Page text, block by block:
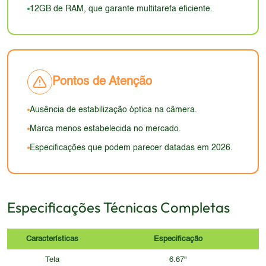
12GB de RAM, que garante multitarefa eficiente.
Pontos de Atenção
Ausência de estabilização óptica na câmera.
Marca menos estabelecida no mercado.
Especificações que podem parecer datadas em 2026.
Especificações Técnicas Completas
Características Especificação
Tela 6.67"